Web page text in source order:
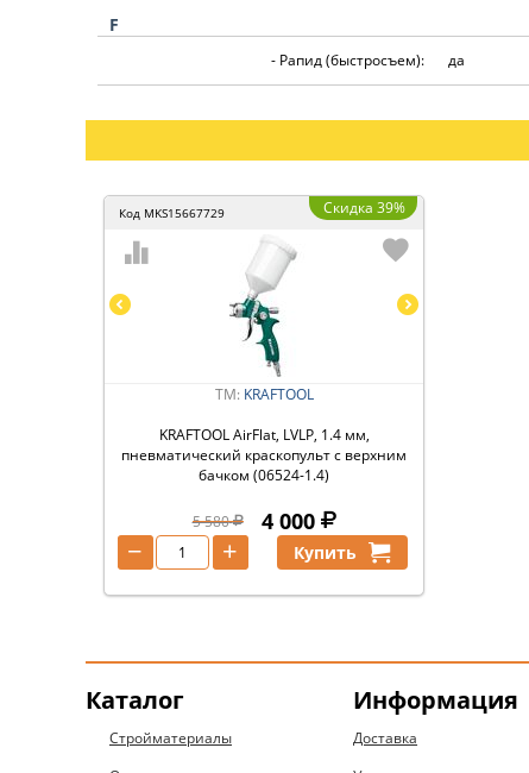
F
- Рапид (быстросъем): да
Код MKS15667729 Скидка 39%
ТМ: KRAFTOOL
KRAFTOOL AirFlat, LVLP, 1.4 мм,
пневматический краскопульт с верхним
бачком (06524-1.4)
5 580 4 000
+
− Купить
Каталог
Стройматериалы
Информация
Доставка